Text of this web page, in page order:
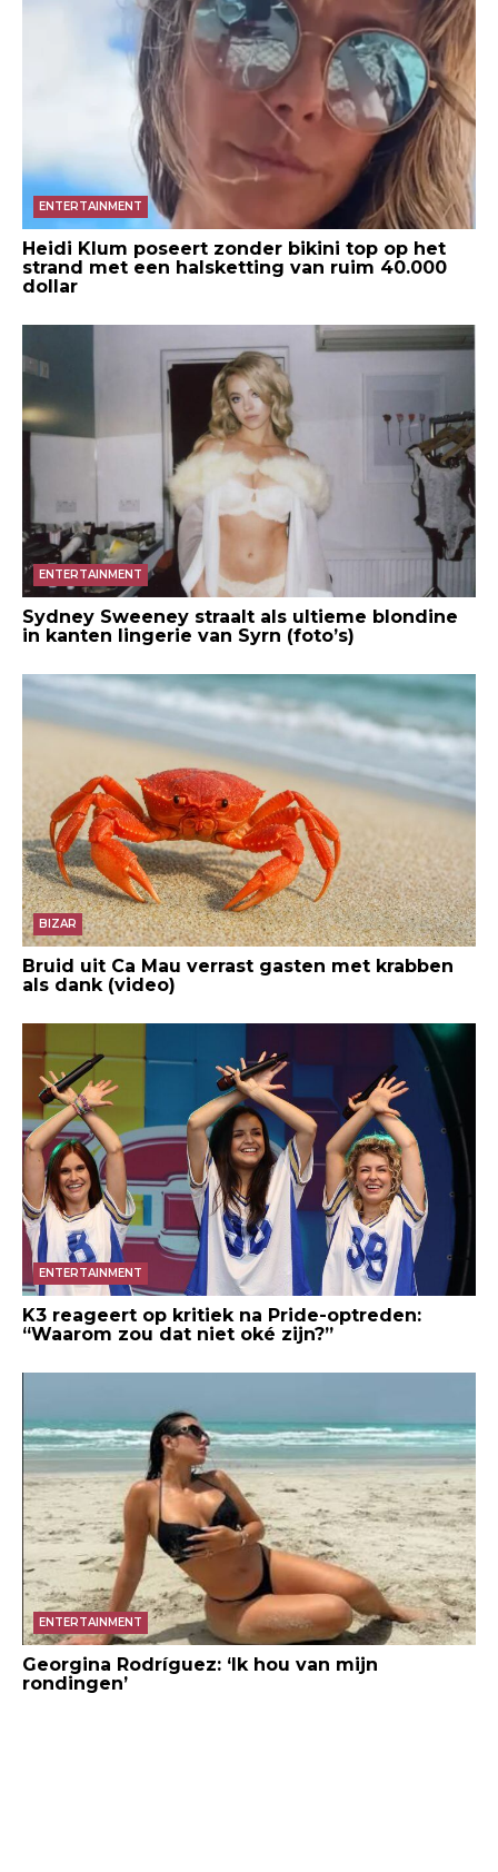
ENTERTAINMENT
Heidi Klum poseert zonder bikini top op het
strand met een halsketting van ruim 40.000
dollar
ENTERTAINMENT
Sydney Sweeney straalt als ultieme blondine
in kanten lingerie van Syrn (foto’s)
BIZAR
Bruid uit Ca Mau verrast gasten met krabben
als dank (video)
ENTERTAINMENT
K3 reageert op kritiek na Pride-optreden:
“Waarom zou dat niet oké zijn?”
ENTERTAINMENT
Georgina Rodríguez: ‘Ik hou van mijn
rondingen’